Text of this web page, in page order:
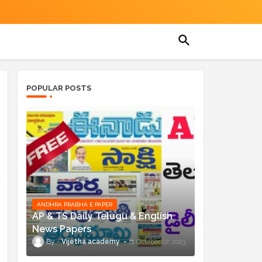
POPULAR POSTS
ANDHRA PRABHA E PAPER
AP & TS Daily Telugu & English
News Papers
Vijetha academy October 07, 2023